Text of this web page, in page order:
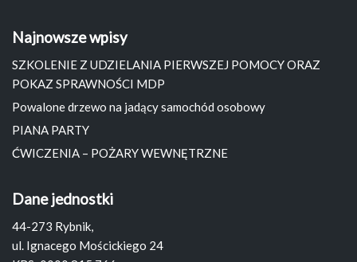
Najnowsze wpisy
SZKOLENIE Z UDZIELANIA PIERWSZEJ POMOCY ORAZ
POKAZ SPRAWNOŚCI MDP
Powalone drzewo na jadący samochód osobowy
PIANA PARTY
ĆWICZENIA – POŻARY WEWNĘTRZNE
Dane jednostki
44-273 Rybnik,
ul. Ignacego Mościckiego 24